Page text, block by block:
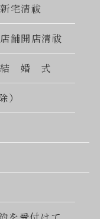
新宅清祓
店舗開店清祓
結 婚 式